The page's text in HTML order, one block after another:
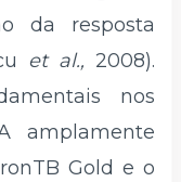
da resposta
et al., 2008).
nos
amplamente
Gold e o